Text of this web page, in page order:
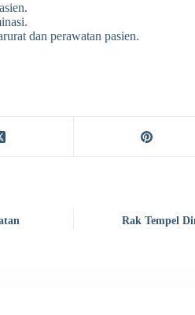
dan perawatan pasien.
Rak Tempel